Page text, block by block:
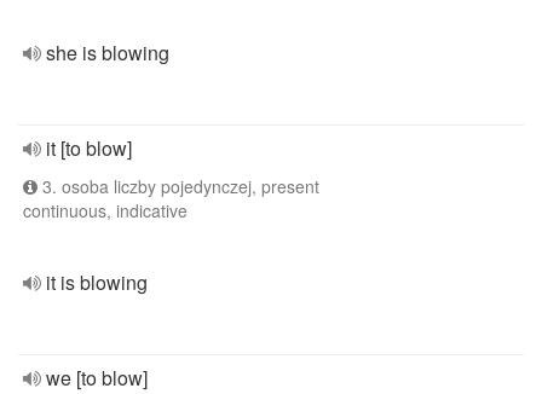
she is blowing
it [to blow]
3. osoba liczby pojedynczej, present
continuous, indicative
it is blowing
we [to blow]